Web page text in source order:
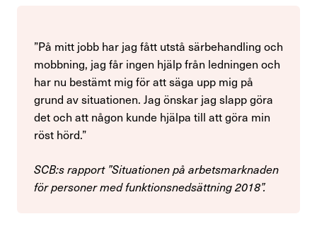
Jämställdhet och mångfald
Kollektivavtal
Kompetensutveckling
Pension
”På mitt jobb har jag fått utstå särbehandling och
mobbning, jag får ingen hjälp från ledningen och
har nu bestämt mig för att säga upp mig på
grund av situationen. Jag önskar jag slapp göra
det och att någon kunde hjälpa till att göra min
röst hörd.”
SCB:s rapport ”Situationen på arbetsmarknaden
för personer med funktionsnedsättning 2018”.